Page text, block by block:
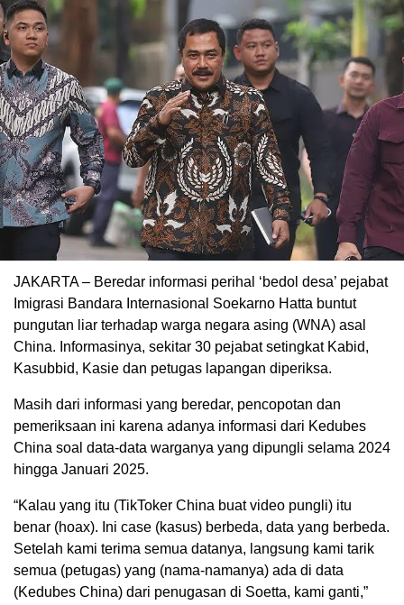
JAKARTA – Beredar informasi perihal ‘bedol desa’ pejabat
Imigrasi Bandara Internasional Soekarno Hatta buntut
pungutan liar terhadap warga negara asing (WNA) asal
China. Informasinya, sekitar 30 pejabat setingkat Kabid,
Kasubbid, Kasie dan petugas lapangan diperiksa.
Masih dari informasi yang beredar, pencopotan dan
pemeriksaan ini karena adanya informasi dari Kedubes
China soal data-data warganya yang dipungli selama 2024
hingga Januari 2025.
“Kalau yang itu (TikToker China buat video pungli) itu
benar (hoax). Ini case (kasus) berbeda, data yang berbeda.
Setelah kami terima semua datanya, langsung kami tarik
semua (petugas) yang (nama-namanya) ada di data
(Kedubes China) dari penugasan di Soetta, kami ganti,”